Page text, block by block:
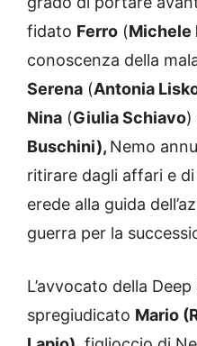
fidato Ferro (Michele
conoscenza della
Serena (Antonia
Nina (Giulia Schiavo)
Buschini), Nemo
ritirare dagli affari e
erede alla guida
guerra per la
L’avvocato della
spregiudicato Mario